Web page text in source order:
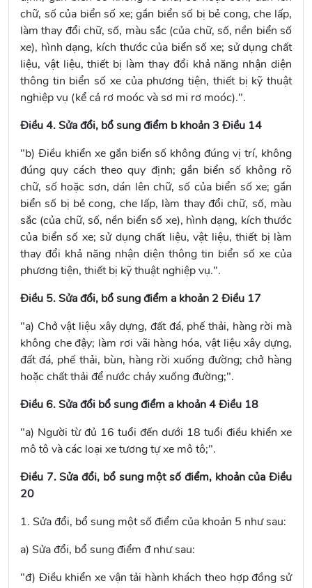
chữ, số của biển số xe; gắn biển số bị bẻ cong, che lấp,
làm thay đổi chữ, số, màu sắc (của chữ, số, nền biển số
xe), hình dạng, kích thước của biển số xe; sử dụng chất
liệu, vật liệu, thiết bị làm thay đổi khả năng nhận diện
thông tin biển số xe của phương tiện, thiết bị kỹ thuật
nghiệp vụ (kể cả rơ moóc và sơ mi rơ moóc).".
Điều 4. Sửa đổi, bổ sung điểm b khoản 3 Điều 14
"b) Điều khiển xe gắn biển số không đúng vị trí, không
đúng quy cách theo quy định; gắn biển số không rõ
chữ, số hoặc sơn, dán lên chữ, số của biển số xe; gắn
biển số bị bẻ cong, che lấp, làm thay đổi chữ, số, màu
sắc (của chữ, số, nền biển số xe), hình dạng, kích thước
của biển số xe; sử dụng chất liệu, vật liệu, thiết bị làm
thay đổi khả năng nhận diện thông tin biển số xe của
phương tiện, thiết bị kỹ thuật nghiệp vụ.".
Điều 5. Sửa đổi, bổ sung điểm a khoản 2 Điều 17
"a) Chở vật liệu xây dựng, đất đá, phế thải, hàng rời mà
không che đậy; làm rơi vãi hàng hóa, vật liệu xây dựng,
đất đá, phế thải, bùn, hàng rời xuống đường; chở hàng
hoặc chất thải để nước chảy xuống đường;".
Điều 6. Sửa đổi bổ sung điểm a khoản 4 Điều 18
"a) Người từ đủ 16 tuổi đến dưới 18 tuổi điều khiển xe
mô tô và các loại xe tương tự xe mô tô;".
Điều 7. Sửa đổi, bổ sung một số điểm, khoản của Điều
20
1. Sửa đổi, bổ sung một số điểm của khoản 5 như sau:
a) Sửa đổi, bổ sungđiểm đ như sau:
"đ) Điều khiển xe vận tải hành khách theo hợp đồng sử